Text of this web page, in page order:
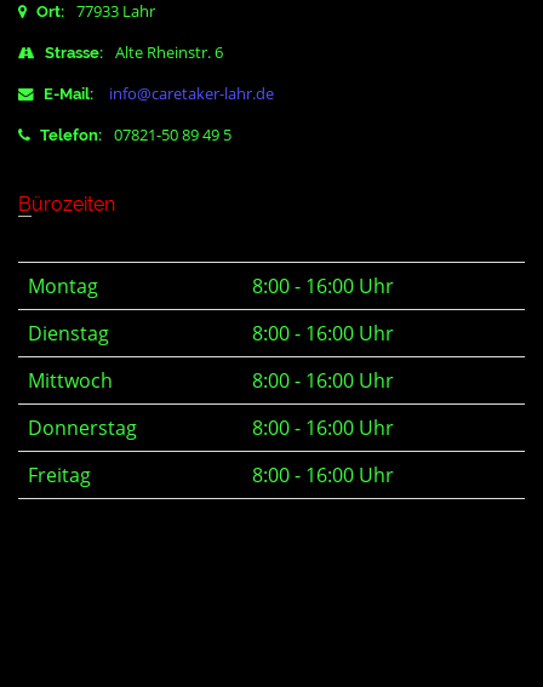
Ort: 77933 Lahr
Strasse: Alte Rheinstr. 6
E-Mail: info@caretaker-lahr.de
Telefon: 07821-50 89 49 5
Bürozeiten
Montag
8:00 - 16:00 Uhr
Dienstag
8:00 - 16:00 Uhr
Mittwoch
8:00 - 16:00 Uhr
Donnerstag
8:00 - 16:00 Uhr
Freitag
8:00 - 16:00 Uhr